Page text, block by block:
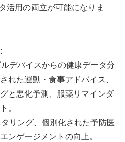
活用の両立が可能になりま
:
デバイスからの健康データ分
れた運動・食事アドバイス、
と悪化予測、服薬リマインダ
。
リング、個別化された予防医
ンゲージメントの向上。